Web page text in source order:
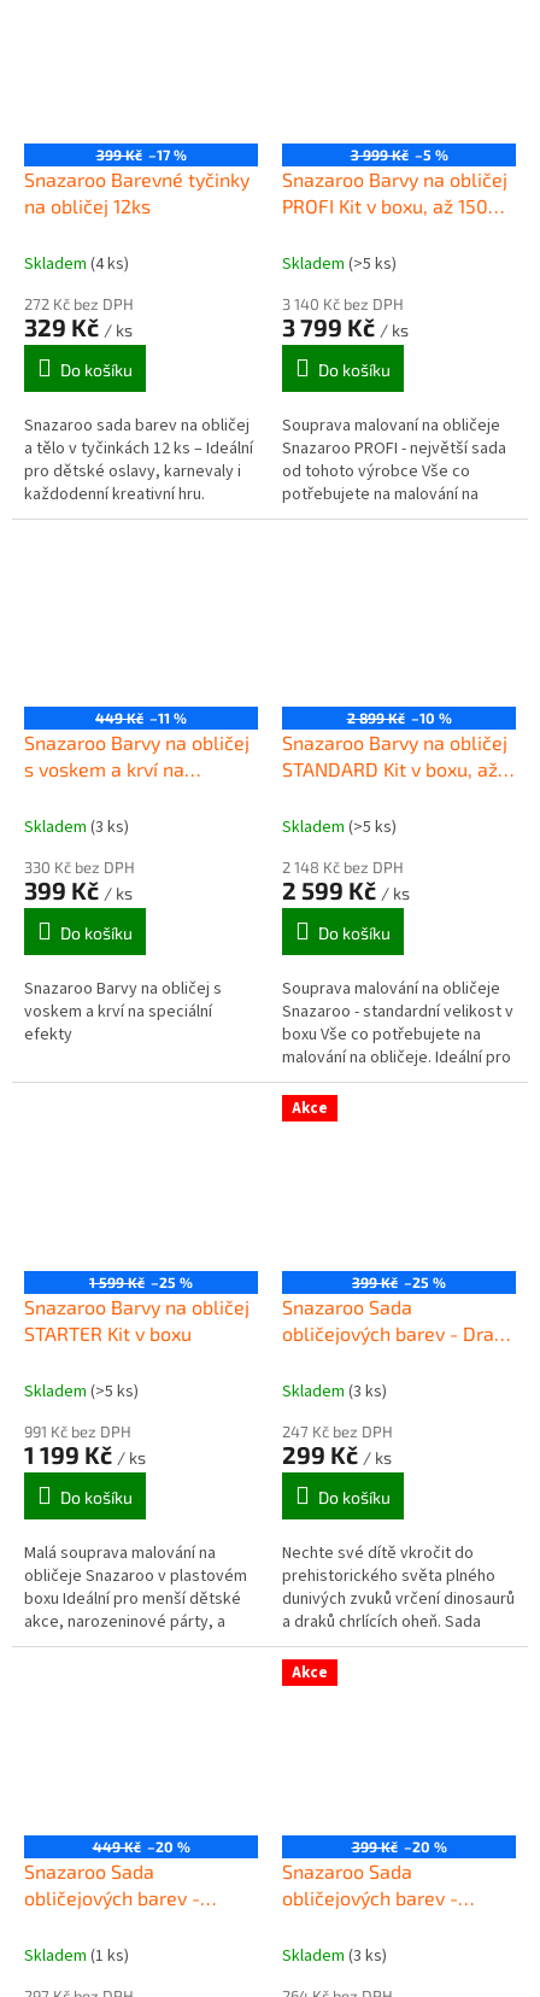
399 Kč –17 %
Snazaroo Barevné tyčinky
na obličej 12ks
Skladem (4 ks)
272 Kč bez DPH
329 Kč / ks
Do košíku
Snazaroo sada barev na obličej
a tělo v tyčinkách 12 ks – Ideální
pro dětské oslavy, karnevaly i
každodenní kreativní hru.
3 999 Kč –5 %
Snazaroo Barvy na obličej
PROFI Kit v boxu, až 1500
Skladem (>5 ks)
3 140 Kč bez DPH
3 799 Kč / ks
Do košíku
Souprava malovaní na obličeje
Snazaroo PROFI - největší sada
od tohoto výrobce Vše co
potřebujete na malování na
obličeje. Největší profesionální
449 Kč –11 %
Snazaroo Barvy na obličej
s voskem a krví na
Skladem (3 ks)
330 Kč bez DPH
399 Kč / ks
Do košíku
Snazaroo Barvy na obličej s
voskem a krví na speciální
efekty
2 899 Kč –10 %
Snazaroo Barvy na obličej
STANDARD Kit v boxu, až
Skladem (>5 ks)
2 148 Kč bez DPH
2 599 Kč / ks
Do košíku
Souprava malování na obličeje
Snazaroo - standardní velikost v
boxu Vše co potřebujete na
malování na obličeje. Ideální pro
dětské akce, karnevaly a mnoho
dalších...
1 599 Kč –25 %
Snazaroo Barvy na obličej
STARTER Kit v boxu
Skladem (>5 ks)
991 Kč bez DPH
1 199 Kč / ks
Do košíku
Malá souprava malování na
obličeje Snazaroo v plastovém
boxu Ideální pro menší dětské
akce, narozeninové párty, a
mnoho dalších příležitostí. Sada
Akce
399 Kč –25 %
Snazaroo Sada
obličejových barev - Drak,
Skladem (3 ks)
247 Kč bez DPH
299 Kč / ks
Do košíku
Nechte své dítě vkročit do
prehistorického světa plného
dunivých zvuků vrčení dinosaurů
a draků chrlících oheň. Sada
barev na obličej Dragons &
Dinosaurs má směs klasických...
449 Kč –20 %
Snazaroo Sada
obličejových barev -
Skladem (1 ks)
Akce
399 Kč –20 %
Snazaroo Sada
obličejových barev -
Skladem (3 ks)